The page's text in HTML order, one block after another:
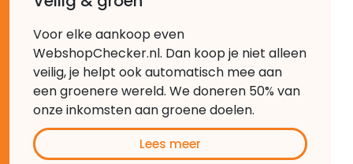
Voor elke aankoop even
WebshopChecker.nl. Dan koop je niet alleen
veilig, je helpt ook automatisch mee aan
een groenere wereld. We doneren 50% van
onze inkomsten aan groene doelen.
Lees meer